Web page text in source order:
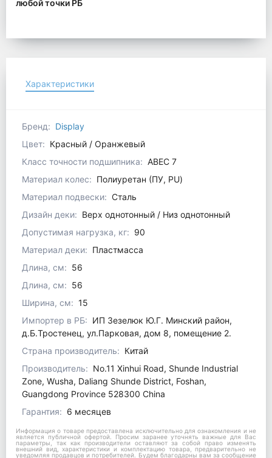
любой точки РБ
Характеристики
Бренд: Display
Цвет: Красный / Оранжевый
Класс точности подшипника: ABEC 7
Материал колес: Полиуретан (ПУ, PU)
Материал подвески: Сталь
Дизайн деки: Верх однотонный / Низ однотонный
Допустимая нагрузка, кг: 90
Материал деки: Пластмасса
Длина, см: 56
Длина, см: 56
Ширина, см: 15
Импортер в РБ: ИП Зезелюк Ю.Г. Минский район,
д.Б.Тростенец, ул.Парковая, дом 8, помещение 2.
Страна производитель: Китай
Производитель: No.11 Xinhui Road, Shunde Industrial
Zone, Wusha, Daliang Shunde District, Foshan,
Guangdong Province 528300 China
Гарантия: 6 месяцев
Информация о товаре предоставлена исключительно для ознакомления и не
является публичной офертой. Просим заранее уточнять важные для Вас
параметры, так как производители оставляют за собой право изменять
внешний вид, характеристики и комплектацию товара, предварительно не
уведомляя продавцов и потребителей. Будем благодарны вам за сообщение